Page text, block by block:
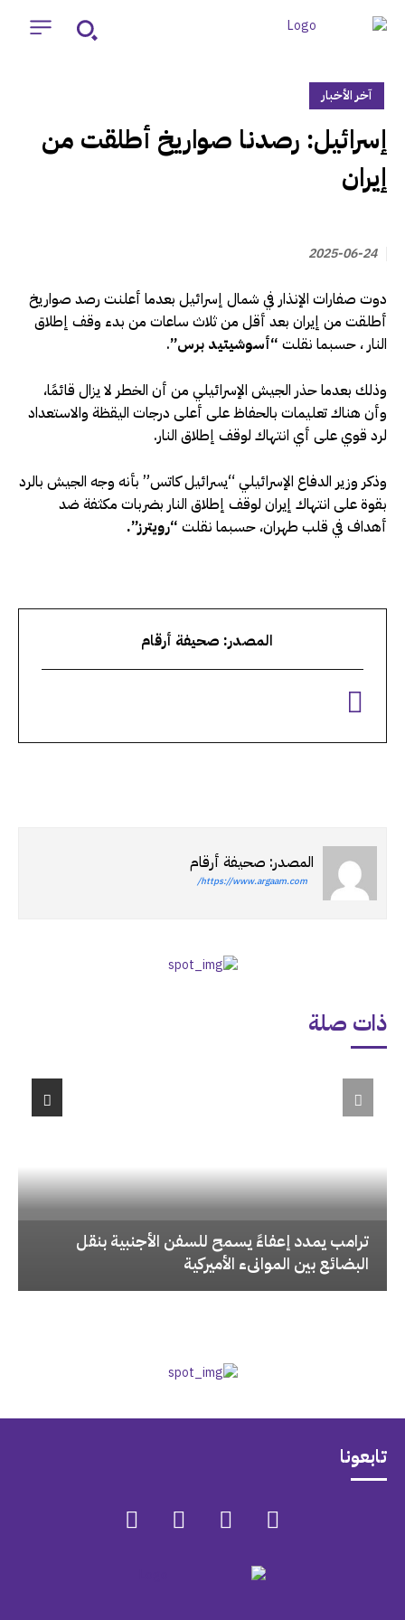
ذات صلة
‏ترامب يمدد إعفاءً يسمح للسفن الأجنبية بنقل
البضائع بين الموانىء الأميركية
آخر الأخبار
‏إسرائيل: رصدنا صواريخ أطلقت من
إيران
2025-06-24
دوت صفارات الإنذار في شمال إسرائيل بعدما أعلنت رصد صواريخ
أطلقت من إيران بعد أقل من ثلاث ساعات من بدء وقف إطلاق
النار ، حسبما نقلت “أسوشيتيد برس”.
وذلك بعدما حذر الجيش الإسرائيلي من أن الخطر لا يزال قائمًا،
وأن هناك تعليمات بالحفاظ على أعلى درجات اليقظة والاستعداد
لرد قوي على أي انتهاك لوقف إطلاق النار.
وذكر وزير الدفاع الإسرائيلي “يسرائيل كاتس” بأنه وجه الجيش بالرد
بقوة على انتهاك إيران لوقف إطلاق النار بضربات مكثفة ضد
أهداف في قلب طهران، حسبما نقلت “رويترز”.
المصدر: صحيفة أرقام
المصدر: صحيفة أرقام
https://www.argaam.com/
تابعونا